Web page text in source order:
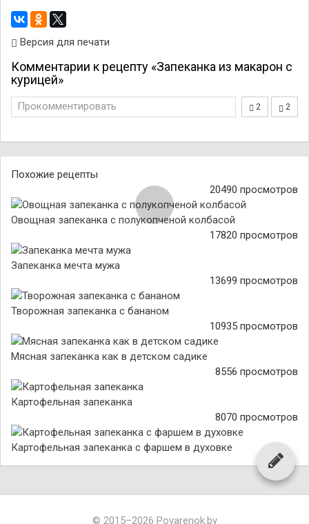
Версия для печати
Комментарии к рецепту «Запеканка из макарон с
курицей»
2 2
Прокомментировать
Похожие рецепты
20490 просмотров
Овощная запеканка с полукопченой колбасой
17820 просмотров
Запеканка мечта мужа
13699 просмотров
Творожная запеканка с бананом
10935 просмотров
Мясная запеканка как в детском садике
8556 просмотров
Картофельная запеканка
8070 просмотров
Картофельная запеканка с фаршем в духовке
© 2015–2026 Povarenok.by